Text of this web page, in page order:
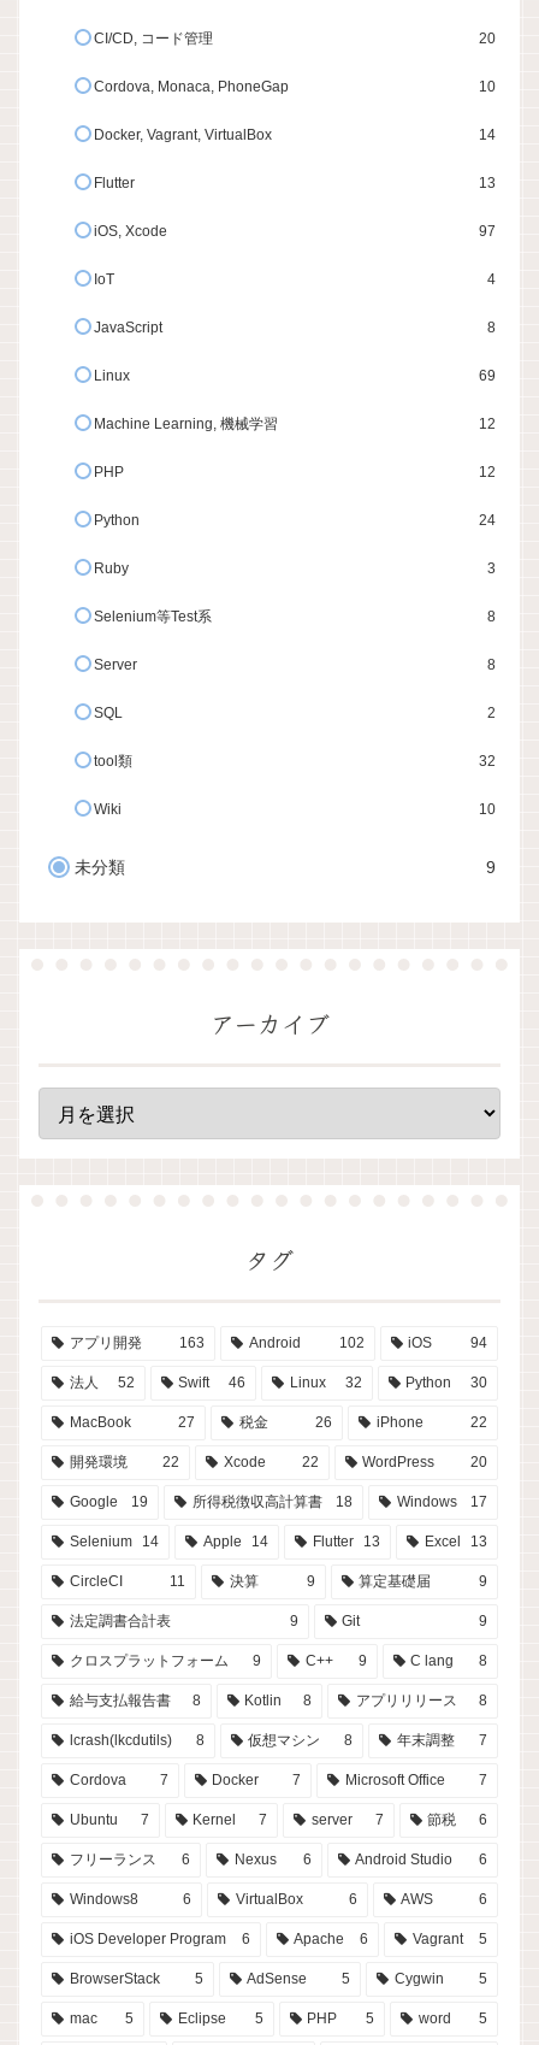
CI/CD, コード管理 20
Cordova, Monaca, PhoneGap 10
Docker, Vagrant, VirtualBox 14
Flutter 13
iOS, Xcode 97
IoT 4
JavaScript 8
Linux 69
Machine Learning, 機械学習 12
PHP 12
Python 24
Ruby 3
Selenium等Test系 8
Server 8
SQL 2
tool類 32
Wiki 10
未分類 9
アーカイブ
タグ
アプリ開発 163 Android 102 iOS 94
法人 52 Swift 46 Linux 32 Python 30
MacBook 27 税金 26 iPhone 22
開発環境 22 Xcode 22 WordPress 20
Google 19 所得税徴収高計算書 18 Windows 17
Selenium 14 Apple 14 Flutter 13 Excel 13
CircleCI 11 決算 9 算定基礎届 9
法定調書合計表 9 Git 9
クロスプラットフォーム 9 C++ 9 C lang 8
給与支払報告書 8 Kotlin 8 アプリリリース 8
lcrash(lkcdutils) 8 仮想マシン 8 年末調整 7
Cordova 7 Docker 7 Microsoft Office 7
Ubuntu 7 Kernel 7 server 7 節税 6
フリーランス 6 Nexus 6 Android Studio 6
Windows8 6 VirtualBox 6 AWS 6
iOS Developer Program 6 Apache 6 Vagrant 5
BrowserStack 5 AdSense 5 Cygwin 5
mac 5 Eclipse 5 PHP 5 word 5